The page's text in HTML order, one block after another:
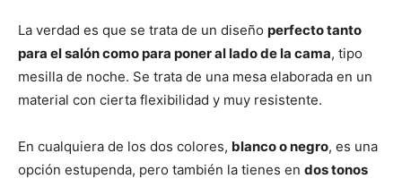
La verdad es que se trata de un diseño perfecto tanto
para el salón como para poner al lado de la cama, tipo
mesilla de noche. Se trata de una mesa elaborada en un
material con cierta flexibilidad y muy resistente.
En cualquiera de los dos colores, blanco o negro, es una
opción estupenda, pero también la tienes en dos tonos